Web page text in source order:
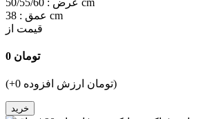
عمق : 38 cm
قیمت از
0 تومان
(+0 تومان ارزش افزوده)
خرید